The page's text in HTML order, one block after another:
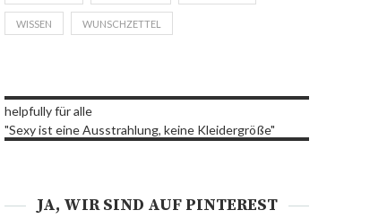
WISSEN WUNSCHZETTEL
helpfully für alle
"Sexy ist eine Ausstrahlung, keine Kleidergröße"
JA, WIR SIND AUF PINTEREST